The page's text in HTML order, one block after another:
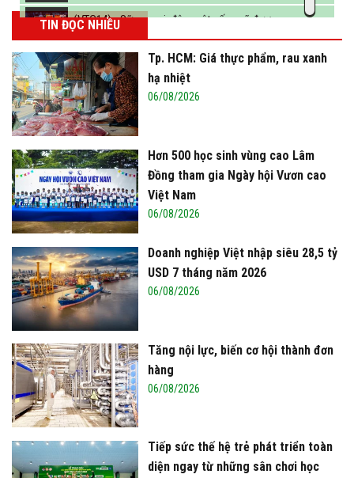
(VTC14) - Sữa ngoại, động vật sống sẽ được
miễn thuế nhập khẩu
TIN ĐỌC NHIỀU
Tp. HCM: Giá thực phẩm, rau xanh
hạ nhiệt
06/08/2026
Hơn 500 học sinh vùng cao Lâm
Đồng tham gia Ngày hội Vươn cao
Việt Nam
06/08/2026
Doanh nghiệp Việt nhập siêu 28,5 tỷ
USD 7 tháng năm 2026
06/08/2026
Tăng nội lực, biến cơ hội thành đơn
hàng
06/08/2026
Tiếp sức thế hệ trẻ phát triển toàn
diện ngay từ những sân chơi học